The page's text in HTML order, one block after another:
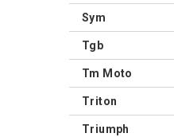
Sym
Tgb
Tm Moto
Triton
Triumph